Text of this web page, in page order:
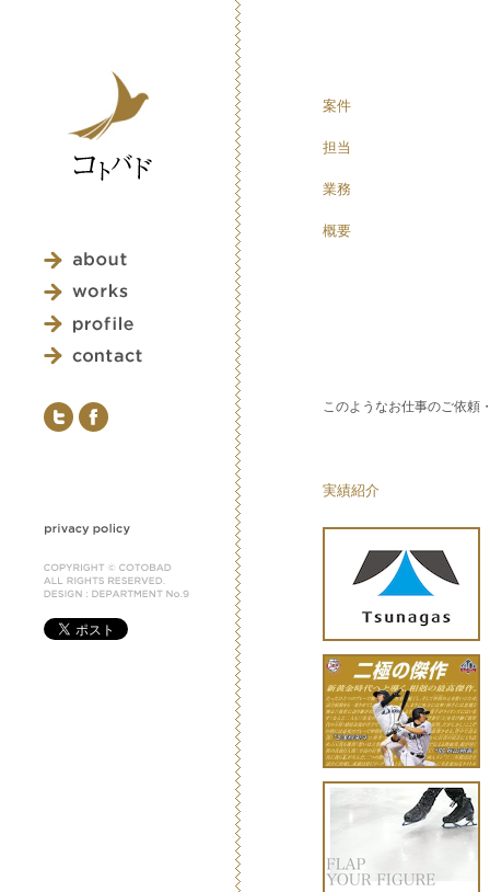
案件
担当
業務
概要
このようなお仕事のご依頼
実績紹介